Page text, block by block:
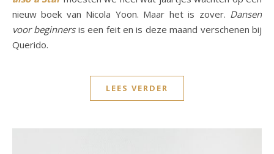
nieuw boek van Nicola Yoon. Maar het is zover. Dansen
voor beginnersis een feit en is deze maand verschenen bij
Querido.
LEES VERDER